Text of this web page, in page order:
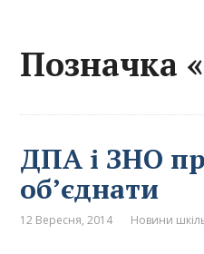
Позначка
ДПА і ЗНО
об’єднати
12 Вересня, 2014 Новини